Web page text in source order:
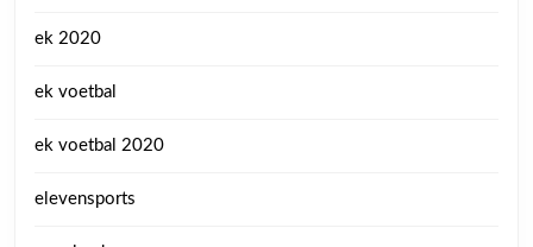
ek 2020
ek voetbal
ek voetbal 2020
elevensports